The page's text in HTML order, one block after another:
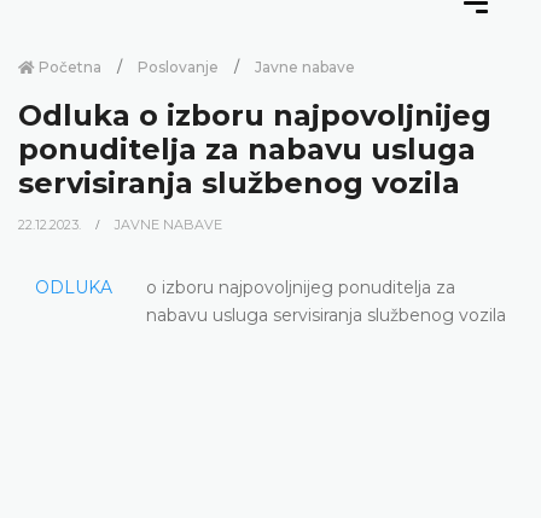
Početna Poslovanje Javne nabave
Odluka o izboru najpovoljnijeg
ponuditelja za nabavu usluga
servisiranja službenog vozila
22.12.2023. JAVNE NABAVE
ODLUKA
o izboru najpovoljnijeg ponuditelja za
nabavu usluga servisiranja službenog vozila